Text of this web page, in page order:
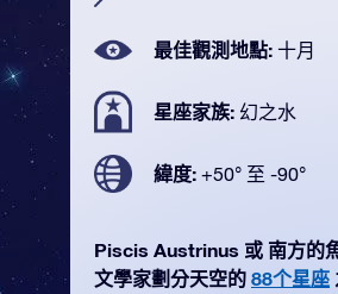
最佳觀測地點: 十月
星座家族: 幻之水
緯度: +50° 至 -90°
Piscis Austrinus 或 南方的
文學家劃分天空的 88个星座